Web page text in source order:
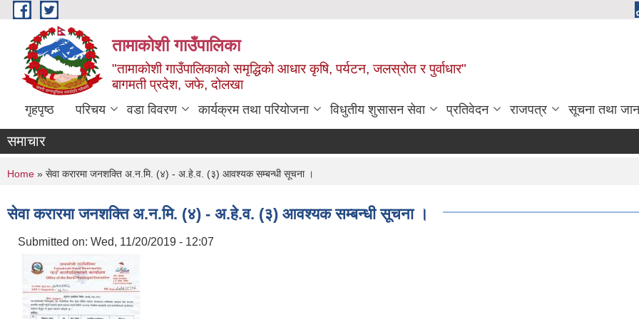
Skip to main content
तामाकोशी गाउँपालिका
"तामाकोशी गाउँपालिकाको समृद्धिको आधार कृषि, पर्यटन, जलस्रोत र पुर्वाधार"
बागमती प्रदेश, जफे, दोलखा
गृहपृष्ठ परिचय वडा विवरण कार्यक्रम तथा परियोजना विधुतीय शुसासन सेवा प्रतिवेदन राजपत्र सूचना तथा
समाचार
You are here
Home » सेवा करारमा जनशक्ति अ.न.मि. (४) - अ.हे.व. (३) आवश्यक सम्बन्धी सूचना ।
सेवा करारमा जनशक्ति अ.न.मि. (४) - अ.हे.व. (३) आवश्यक सम्बन्धी सूचना ।
Submitted on: Wed, 11/20/2019 - 12:07